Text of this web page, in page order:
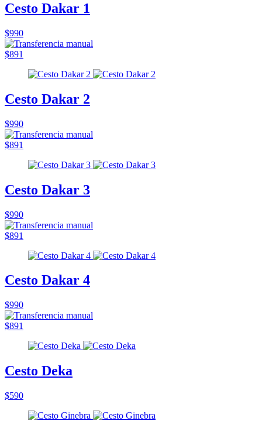
Cesto Dakar 1
$990
$891
Cesto Dakar 2
$990
$891
Cesto Dakar 3
$990
$891
Cesto Dakar 4
$990
$891
Cesto Deka
$590